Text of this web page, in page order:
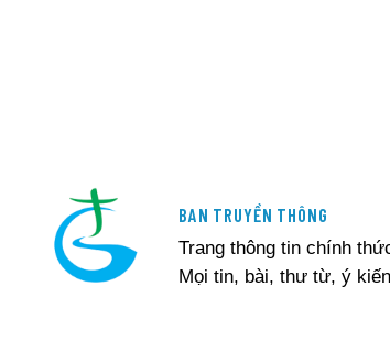
BAN TRUYỀN THÔNG
Trang thông tin chính
Mọi tin, bài, thư từ, ý